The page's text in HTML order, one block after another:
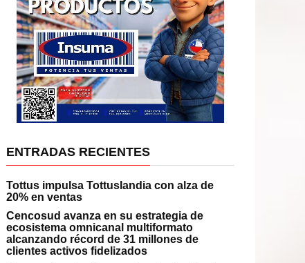
ENTRADAS RECIENTES
Tottus impulsa Tottuslandia con alza de
20% en ventas
Cencosud avanza en su estrategia de
ecosistema omnicanal multiformato
alcanzando récord de 31 millones de
clientes activos fidelizados